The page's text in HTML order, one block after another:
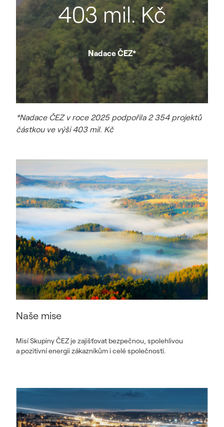
403 mil. Kč
Nadace ČEZ*
*Nadace ČEZ v roce 2025 podpořila 2 354 projektů
částkou ve výši 403 mil. Kč
Naše mise
Misí Skupiny ČEZ je zajišťovat bezpečnou, spolehlivou
a pozitivní energii zákazníkům i celé společnosti.